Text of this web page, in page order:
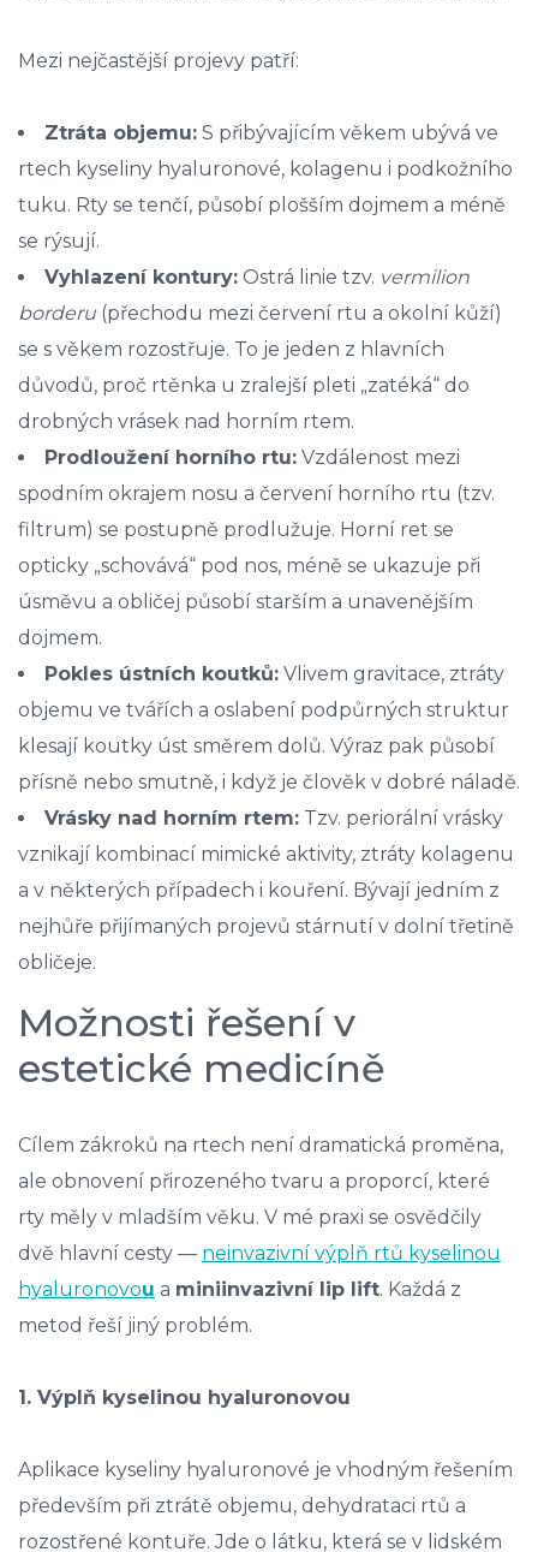
Mezi nejčastější projevy patří:
Ztráta objemu: S přibývajícím věkem ubývá ve
rtech kyseliny hyaluronové, kolagenu i podkožního
tuku. Rty se tenčí, působí plošším dojmem a méně
se rýsují.
Vyhlazení kontury: Ostrá linie tzv. vermilion
borderu (přechodu mezi červení rtu a okolní kůží)
se s věkem rozostřuje. To je jeden z hlavních
důvodů, proč rtěnka u zralejší pleti „zatéká“ do
drobných vrásek nad horním rtem.
Prodloužení horního rtu: Vzdálenost mezi
spodním okrajem nosu a červení horního rtu (tzv.
filtrum) se postupně prodlužuje. Horní ret se
opticky „schovává“ pod nos, méně se ukazuje při
úsměvu a obličej působí starším a unavenějším
dojmem.
Pokles ústních koutků: Vlivem gravitace, ztráty
objemu ve tvářích a oslabení podpůrných struktur
klesají koutky úst směrem dolů. Výraz pak působí
přísně nebo smutně, i když je člověk v dobré náladě.
Vrásky nad horním rtem: Tzv. periorální vrásky
vznikají kombinací mimické aktivity, ztráty kolagenu
a v některých případech i kouření. Bývají jedním z
nejhůře přijímaných projevů stárnutí v dolní třetině
obličeje.
Možnosti řešení v
estetické medicíně
Cílem zákroků na rtech není dramatická proměna,
ale obnovení přirozeného tvaru a proporcí, které
rty měly v mladším věku. V mé praxi se osvědčily
dvě hlavní cesty — neinvazivní výplň rtů kyselinou
hyaluronovou a miniinvazivní lip lift. Každá z
metod řeší jiný problém.
1. Výplň kyselinou hyaluronovou
Aplikace kyseliny hyaluronové je vhodným řešením
především při ztrátě objemu, dehydrataci rtů a
rozostřené kontuře. Jde o látku, která se v lidském